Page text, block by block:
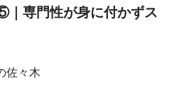
｜専門性が身に付かずス